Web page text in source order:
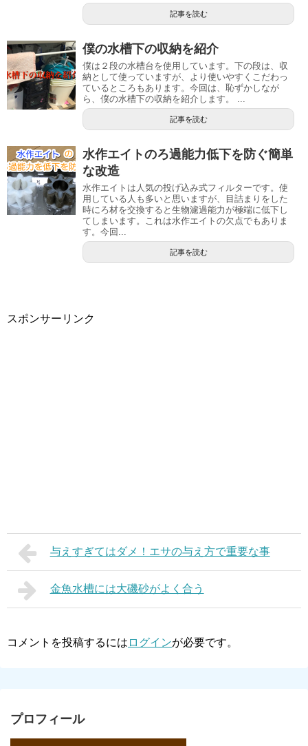
記事を読む
僕の水槽下の収納を紹介
僕は２段の水槽台を使用しています。下の段は、収
納として使っていますが、より使いやすくこだわっ
ているところもあります。今回は、恥ずかしなが
ら、僕の水槽下の収納を紹介します。 ...
記事を読む
水作エイトのろ過能力低下を防ぐ簡単
な改造
水作エイトは人気の投げ込み式フィルターです。使
用している人も多いと思いますが、目詰まりをした
時にろ材を交換すると生物濾過能力が極端に低下し
てしまいます。これは水作エイトの欠点でもありま
す。今回...
記事を読む
スポンサーリンク
与えすぎてはダメ！エサの与え方で重要な事
金魚水槽には大磯砂がよく合う
コメントを投稿するには ログインが必要です。
プロフィール